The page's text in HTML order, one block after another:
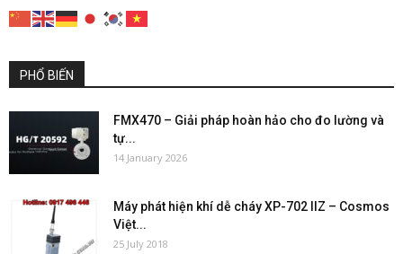
PHỔ BIẾN
FMX470 – Giải pháp hoàn hảo cho đo lường và
tự...
14 January 2026
Máy phát hiện khí dễ cháy XP-702 IIZ – Cosmos
Việt...
25 July 2018